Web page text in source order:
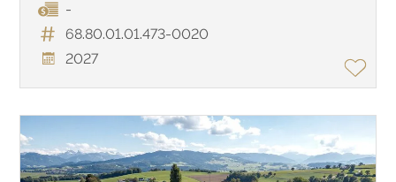
-
68.80.01.01.473-0020
2027